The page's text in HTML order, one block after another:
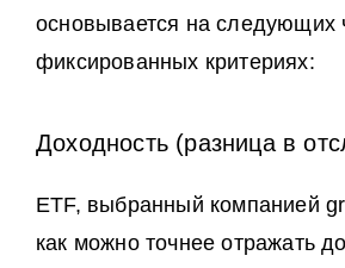
основывается на следующих
фиксированных критериях:
Доходность (разница в
ETF, выбранный компанией
как можно точнее отражать